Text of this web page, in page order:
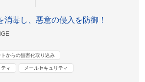
消毒し、悪意の侵入を防御！
からの無害化取り込み
ィ メールセキュリティ